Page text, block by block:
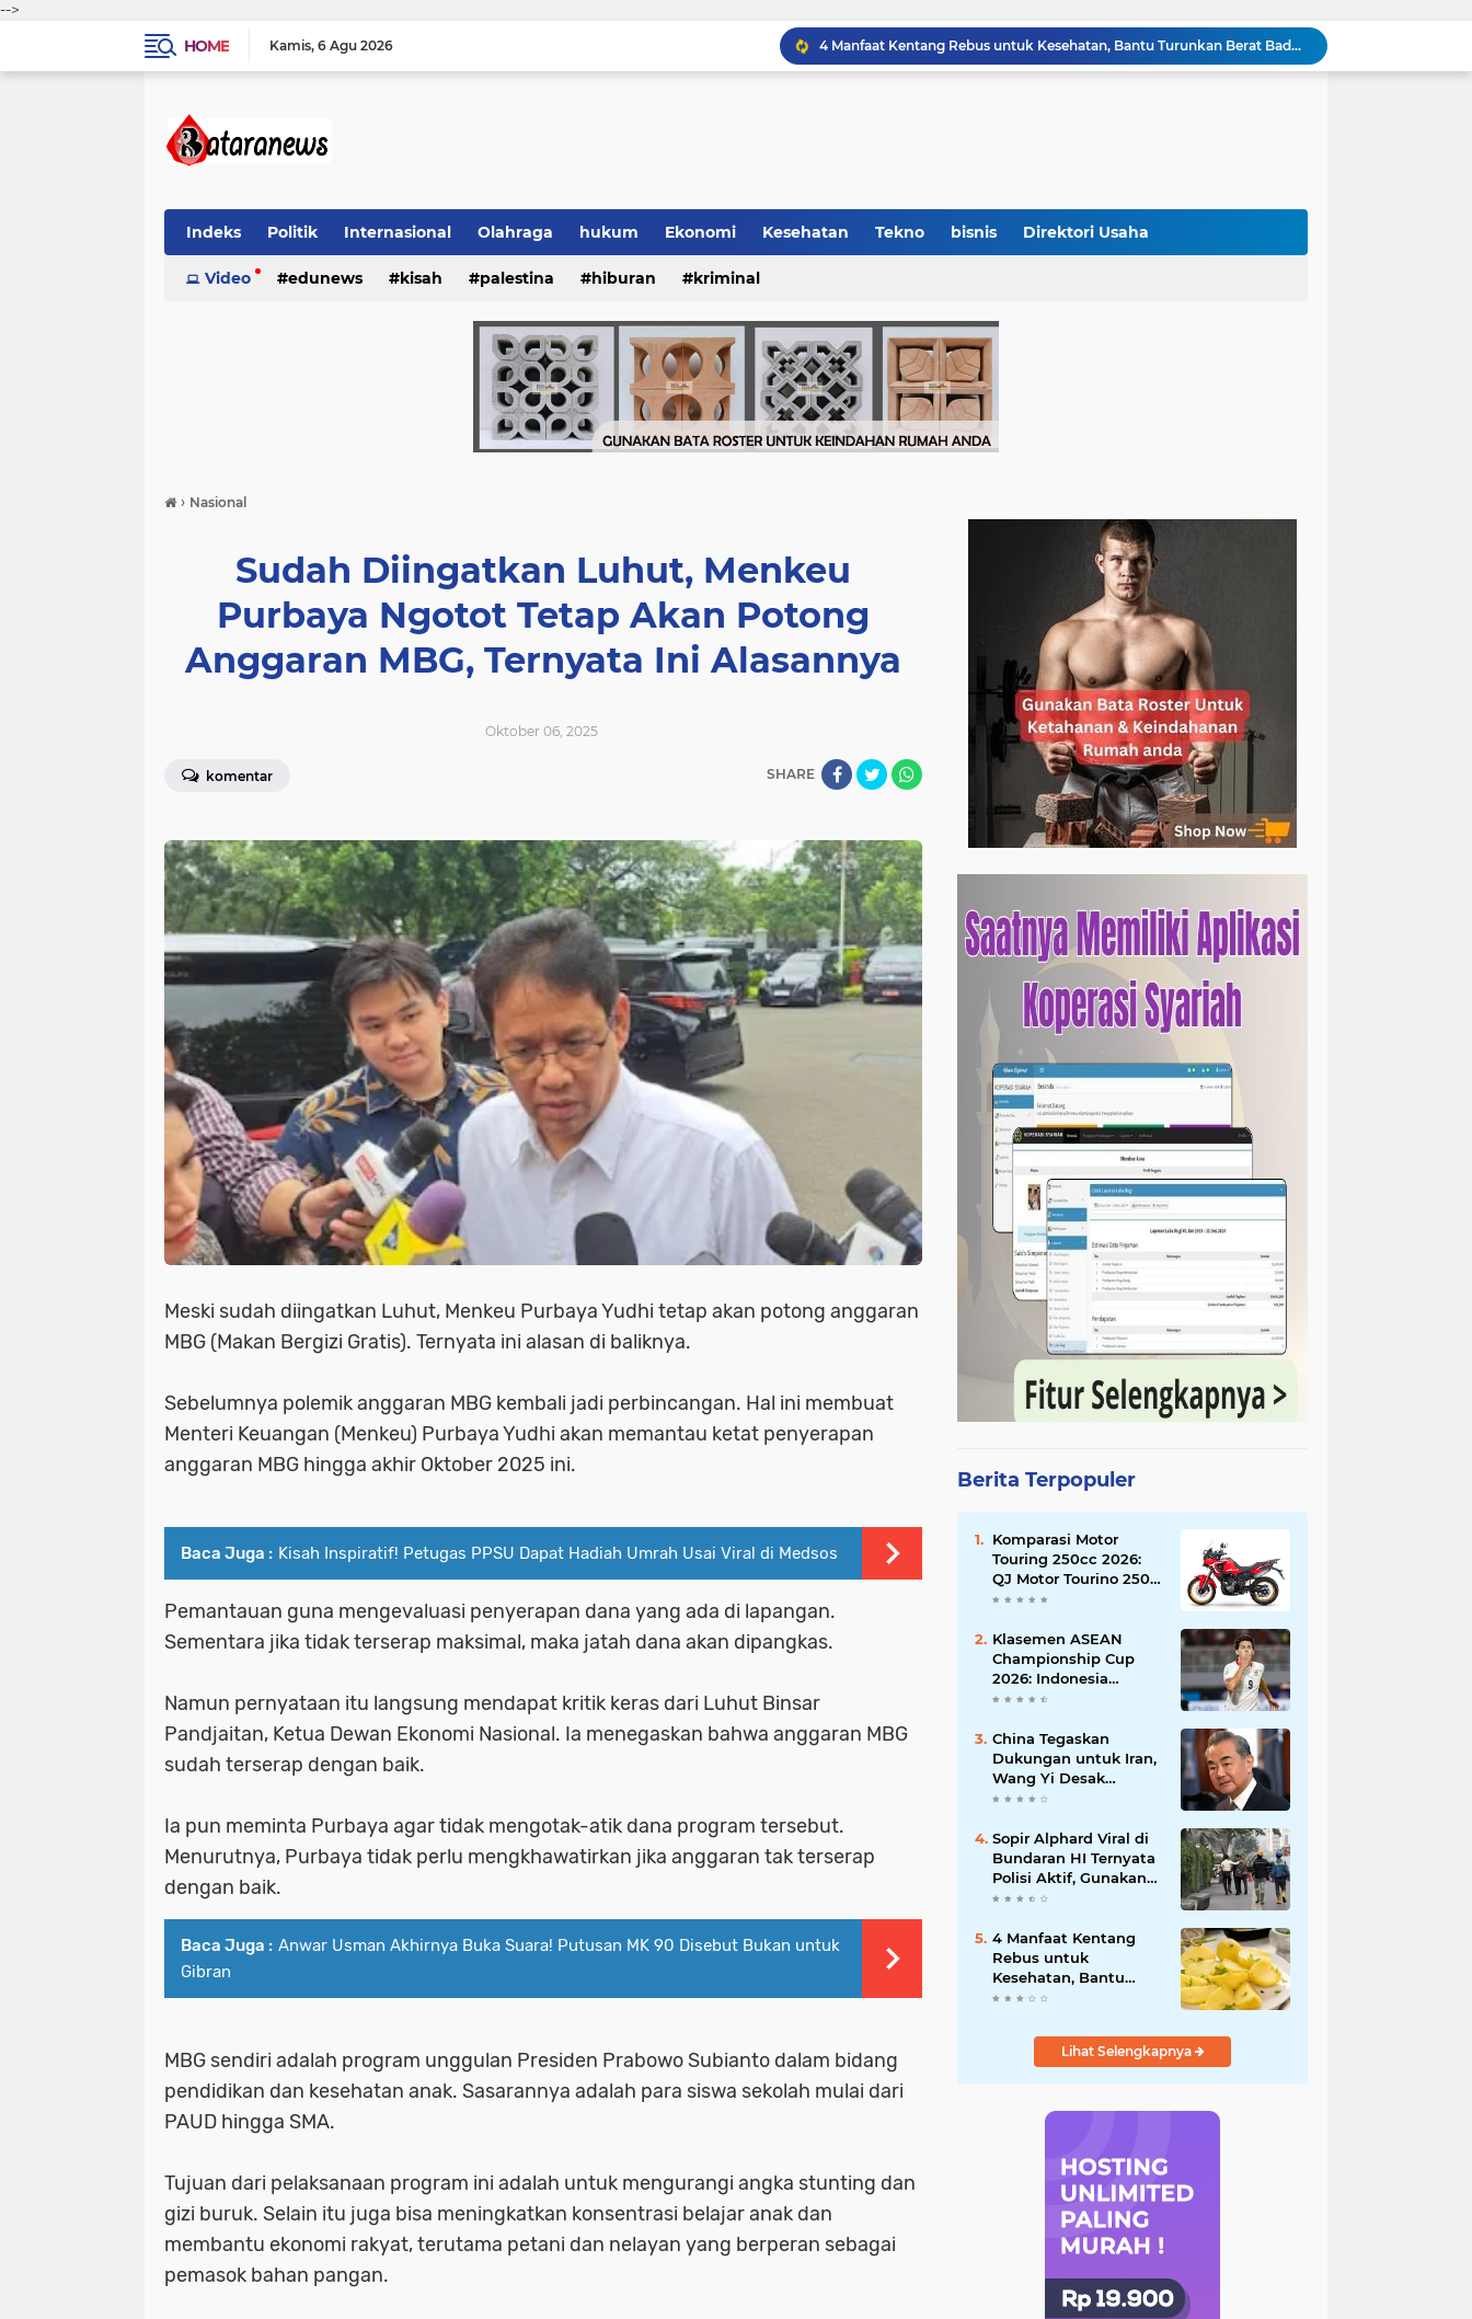
-->
HOME
Kamis 6 Agu 2026
4 Manfaat Kentang Rebus untuk Kesehatan, Bantu Turunkan Berat Badan hingga Lancarkan Pencernaan
Sopir Alphard Viral di Bundaran HI Ternyata Polisi Aktif, Gunakan Pelat Palsu dan Kena Tilang
Polda Metro Jaya Sebut Tuntutan Ganti Rugi Rp206 Juta Roy Suryo Tak Logis, Ini Alasannya
Indeks Politik Internasional Olahraga hukum Ekonomi Kesehatan Tekno bisnis Direktori Usaha
Video edunews kisah palestina hiburan kriminal
› Nasional
Sudah Diingatkan Luhut, Menkeu
Purbaya Ngotot Tetap Akan Potong
Anggaran MBG, Ternyata Ini Alasannya
Oktober 06, 2025
komentar SHARE
Meski sudah diingatkan Luhut, Menkeu Purbaya Yudhi tetap akan potong anggaran
MBG (Makan Bergizi Gratis). Ternyata ini alasan di baliknya.
Sebelumnya polemik anggaran MBG kembali jadi perbincangan. Hal ini membuat
Menteri Keuangan (Menkeu) Purbaya Yudhi akan memantau ketat penyerapan
anggaran MBG hingga akhir Oktober 2025 ini.
Baca Juga : Kisah Inspiratif! Petugas PPSU Dapat Hadiah Umrah Usai Viral di Medsos
Pemantauan guna mengevaluasi penyerapan dana yang ada di lapangan.
Sementara jika tidak terserap maksimal, maka jatah dana akan dipangkas.
Namun pernyataan itu langsung mendapat kritik keras dari Luhut Binsar
Pandjaitan, Ketua Dewan Ekonomi Nasional. Ia menegaskan bahwa anggaran MBG
sudah terserap dengan baik.
Ia pun meminta Purbaya agar tidak mengotak-atik dana program tersebut.
Menurutnya, Purbaya tidak perlu mengkhawatirkan jika anggaran tak terserap
dengan baik.
Baca Juga : Anwar Usman Akhirnya Buka Suara! Putusan MK 90 Disebut Bukan untuk
Gibran
MBG sendiri adalah program unggulan Presiden Prabowo Subianto dalam bidang
pendidikan dan kesehatan anak. Sasarannya adalah para siswa sekolah mulai dari
PAUD hingga SMA.
Tujuan dari pelaksanaan program ini adalah untuk mengurangi angka stunting dan
gizi buruk. Selain itu juga bisa meningkatkan konsentrasi belajar anak dan
membantu ekonomi rakyat, terutama petani dan nelayan yang berperan sebagai
pemasok bahan pangan.
Berita Terpopuler
Komparasi Motor
Touring 250cc 2026:
QJ Motor Tourino 250
DX, Suzuki V-Strom
Versys-X 250?
Klasemen ASEAN
Championship Cup
2026: Indonesia
Menang 5-1, Mitchell
Puncaki Top Skor
China Tegaskan
Dukungan untuk Iran,
Wang Yi Desak
Perdamaian Timur
Ketegangan dengan
AS
Sopir Alphard Viral di
Bundaran HI Ternyata
Polisi Aktif, Gunakan
Pelat Palsu dan Kena
4 Manfaat Kentang
Rebus untuk
Kesehatan, Bantu
Turunkan Berat Badan
Pencernaan
Lihat Selengkapnya